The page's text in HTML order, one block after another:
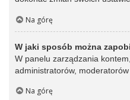
Na górę
W jaki sposób można
W panelu zarządzania
administratorów,
Na górę